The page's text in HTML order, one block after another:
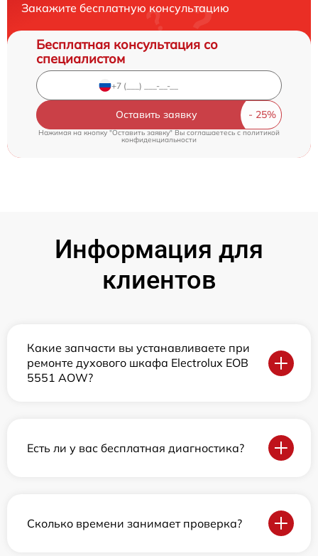
Закажите бесплатную консультацию
Бесплатная консультация со
специалистом
Оставить заявку
Нажимая на кнопку "Оставить заявку" Вы соглашаетесь c политикой
конфиденциальности
Информация для
клиентов
Какие запчасти вы устанавливаете при
ремонте духового шкафа Electrolux EOB
5551 AOW?
Есть ли у вас бесплатная диагностика?
Сколько времени занимает проверка?